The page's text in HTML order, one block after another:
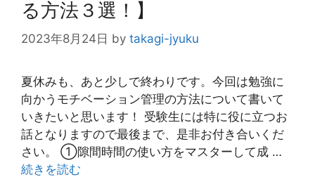
る方法３選！】
2023年8月24日 by takagi-jyuku
夏休みも、あと少しで終わりです。今回は勉強に
向かうモチベーション管理の方法について書いて
いきたいと思います！ 受験生には特に役に立つお
話となりますので最後まで、是非お付き合いくだ
さい。 ①隙間時間の使い方をマスターして成 …
続きを読む